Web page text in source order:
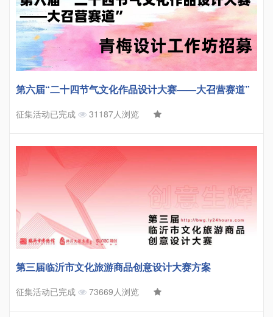
第六届“二十四节气文化作品设计大赛——大召营赛道”
征集活动已完成 31187人浏览
第三届临沂市文化旅游商品创意设计大赛方案
征集活动已完成 73669人浏览